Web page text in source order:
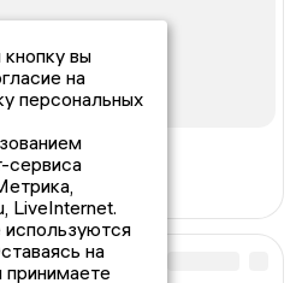
вы
на
персональных
сервиса
LiveInternet.
используются
на
принимаете